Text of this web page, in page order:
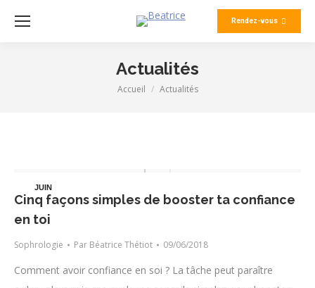
Rendez-vous
Actualités
Vous êtes ici :
Accueil Actualités
JUIN
9
Cinq façons simples de booster ta confiance
en toi
Sophrologie Par Béatrice Thétiot 09/06/2018
Comment avoir confiance en soi ? La tâche peut paraître